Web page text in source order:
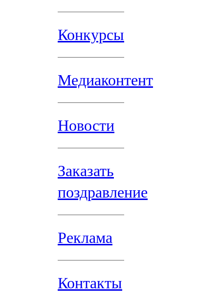
Конкурсы
Медиаконтент
Новости
Заказать
поздравление
Реклама
Контакты